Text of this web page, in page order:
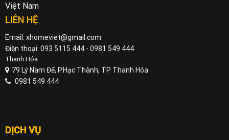
Việt Nam
LIÊN HỆ
Email: xhomeviet@gmail.com
Điện thoại: 093 5115 444 - 0981 549 444
Thanh Hóa
79 Lý Nam Đế, P.Hạc Thành, TP Thanh Hóa
0981 549 444
DỊCH VỤ